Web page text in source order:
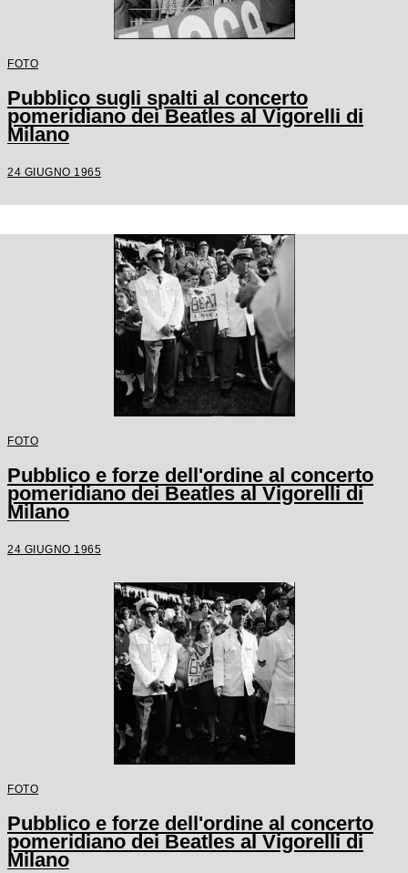
FOTO
Pubblico sugli spalti al concerto
pomeridiano dei Beatles al Vigorelli di
Milano
24 GIUGNO 1965
FOTO
Pubblico e forze dell'ordine al concerto
pomeridiano dei Beatles al Vigorelli di
Milano
24 GIUGNO 1965
FOTO
Pubblico e forze dell'ordine al concerto
pomeridiano dei Beatles al Vigorelli di
Milano